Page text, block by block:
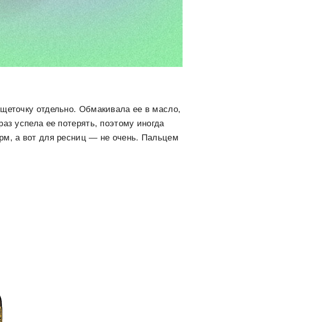
отдельно. Обмакивала ее в масло,
успела ее потерять, поэтому иногда
а вот для ресниц — не очень. Пальцем